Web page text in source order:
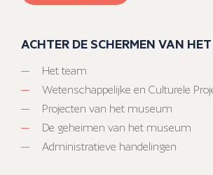
ACHTER DE SCHERMEN VAN
Het team
Wetenschappelijke en Culturele
Projecten van het museum
De geheimen van het museum
Administratieve handelingen